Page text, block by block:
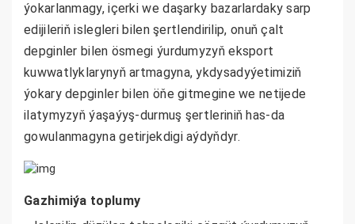
ýokarlanmagy, içerki we daşarky bazarlardaky sarp
edijileriň islegleri bilen şertlendirilip, onuň çalt
depginler bilen ösmegi ýurdumyzyň eksport
kuwwatlyklarynyň artmagyna, ykdysadyýetimiziň
ýokary depginler bilen öňe gitmegine we netijede
ilatymyzyň ýaşaýyş-durmuş şertleriniň has-da
gowulanmagyna getirjekdigi aýdyňdyr.
Gazhimiýa toplumy